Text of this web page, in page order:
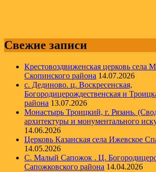
Свежие записи
Крестовоздвиженская церковь села
Скопинского района 14.07.2026
с. Дединово. ц. Воскресенская,
Богородицерождественская и
района 13.07.2026
Монастырь Троицкий, г. Рязань.
архитектуры и монументального
14.06.2026
Церковь Казанская села Ижевское
14.05.2026
С. Малый Сапожок . Ц.
Сапожковского района 14.04.2026